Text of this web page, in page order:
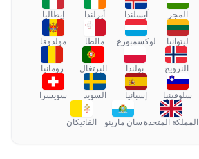
المجر آيسلندا أيرلندا إيطاليا
ليتوانيا لوكسمبورغ مالطا مولدوفا
النرويج بولندا البرتغال رومانيا
سلوفينيا إسبانيا السويد سويسرا
المملكة المتحدة سان مارينو الفاتيكان